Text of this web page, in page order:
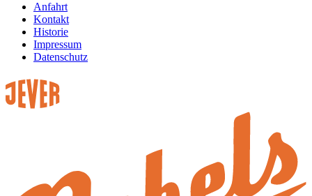
Anfahrt
Kontakt
Historie
Impressum
Datenschutz